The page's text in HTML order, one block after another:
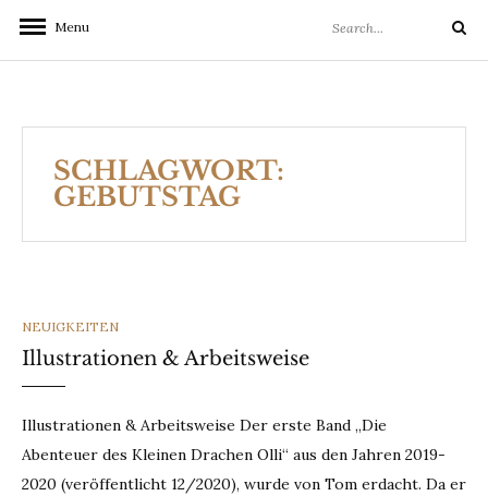
Menu
for:
Search
SCHLAGWORT:
GEBUTSTAG
CATEGORIES
NEUIGKEITEN
Illustrationen & Arbeitsweise
Illustrationen & Arbeitsweise Der erste Band „Die
Abenteuer des Kleinen Drachen Olli“ aus den Jahren 2019-
2020 (veröffentlicht 12/2020), wurde von Tom erdacht. Da er